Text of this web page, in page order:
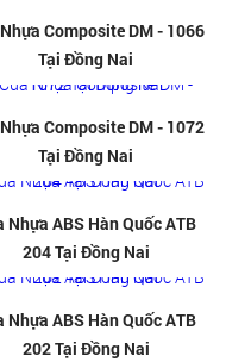
Composite DM - 1066
Tại Đồng Nai
Composite DM - 1072
Tại Đồng Nai
Nhựa ABS Hàn Quốc ATB
204 Tại Đồng Nai
Nhựa ABS Hàn Quốc ATB
202 Tại Đồng Nai